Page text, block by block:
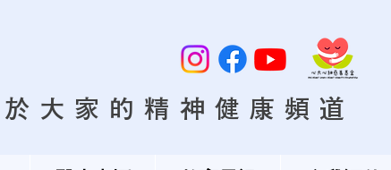
大家的精神健康頻道